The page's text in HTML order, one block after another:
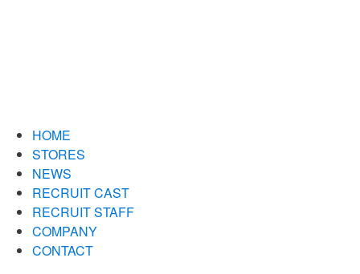
HOME
STORES
NEWS
RECRUIT CAST
RECRUIT STAFF
COMPANY
CONTACT